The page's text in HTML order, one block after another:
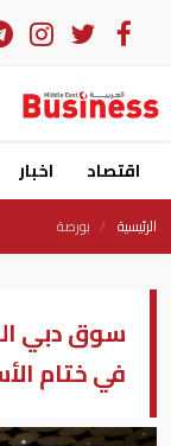
اقتصاد اخبار
الرئيسية بورصة
سوق دبي
في ختام